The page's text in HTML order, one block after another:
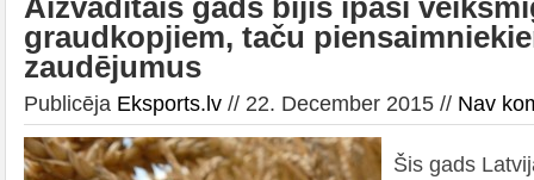
Aizvadītais gads bijis īpaši
graudkopjiem, taču
zaudējumus
Publicēja Eksports.lv // 22. December 2015 // Nav
Šis gads